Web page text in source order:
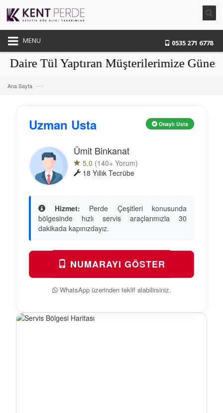
0535 271 6778
MENU
Tül Yaptıran Müşterilerimize
Ana Sayfa —›
Uzman Usta Onaylı Usta
Ümit Binkanat
5.0 (140+ Yorum)
18 Yıllık Tecrübe
Hizmet: Perde Çeşitleri konusunda
bölgesinde hızlı servis araçlarımızla 30
dakikada kapınızdayız.
NUMARAYI GÖSTER
WhatsApp üzerinden teklif alabilirsiniz.